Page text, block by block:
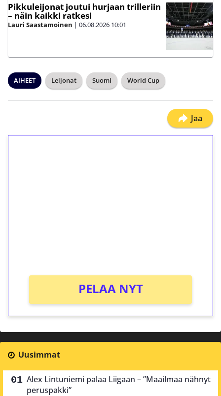
Pikkuleijonat joutui hurjaan trilleriin
– näin kaikki ratkesi
Lauri Saastamoinen | 06.08.2026 10:01
AIHEET Leijonat Suomi World Cup
Jaa
PELAA NYT
Uusimmat
Alex Lintuniemi palaa Liigaan – ”Maailmaa nähnyt
peruspakki”